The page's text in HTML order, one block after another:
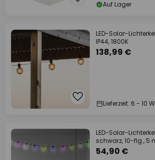
Auf Lager
LED-Solar-
IP44, 1800K
138,99 €
Lieferzeit: 6 - 10
LED-Solar-
schwarz, 10-flg., 5
54,90 €